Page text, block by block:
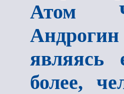
Атом
более,